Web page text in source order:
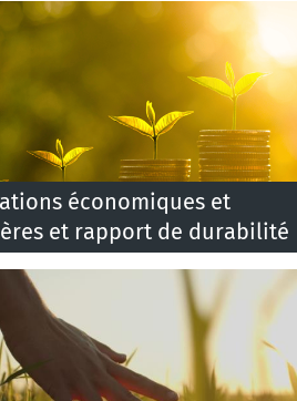
économiques et
et rapport de durabilité
pour comprendre votre entreprise:
économique et financière (IEF) et les
en matière de durabilité